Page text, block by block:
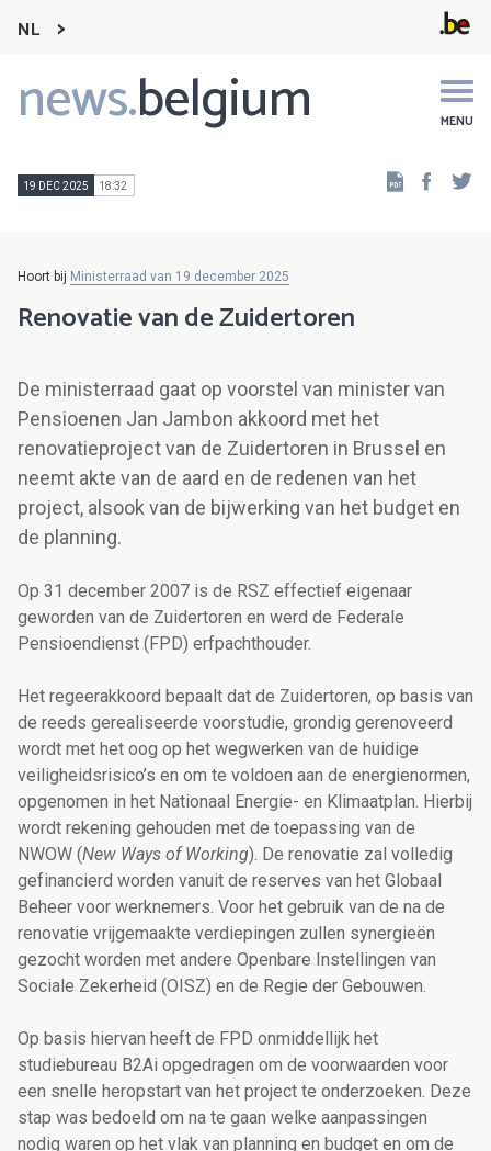
NL
news.belgium MENU
Main
navigation
19 DEC 2025 18:32
Hoort bij Ministerraad van 19 december 2025
Renovatie van de Zuidertoren
De ministerraad gaat op voorstel van minister van
Pensioenen Jan Jambon akkoord met het
renovatieproject van de Zuidertoren in Brussel en
neemt akte van de aard en de redenen van het
project, alsook van de bijwerking van het budget en
de planning.
Op 31 december 2007 is de RSZ effectief eigenaar
geworden van de Zuidertoren en werd de Federale
Pensioendienst (FPD) erfpachthouder.
Het regeerakkoord bepaalt dat de Zuidertoren, op basis van
de reeds gerealiseerde voorstudie, grondig gerenoveerd
wordt met het oog op het wegwerken van de huidige
veiligheidsrisico’s en om te voldoen aan de energienormen,
opgenomen in het Nationaal Energie- en Klimaatplan. Hierbij
wordt rekening gehouden met de toepassing van de
NWOW (New Ways of Working). De renovatie zal volledig
gefinancierd worden vanuit de reserves van het Globaal
Beheer voor werknemers. Voor het gebruik van de na de
renovatie vrijgemaakte verdiepingen zullen synergieën
gezocht worden met andere Openbare Instellingen van
Sociale Zekerheid (OISZ) en de Regie der Gebouwen.
Op basis hiervan heeft de FPD onmiddellijk het
studiebureau B2Ai opgedragen om de voorwaarden voor
een snelle heropstart van het project te onderzoeken. Deze
stap was bedoeld om na te gaan welke aanpassingen
nodig waren op het vlak van planning en budget en om de